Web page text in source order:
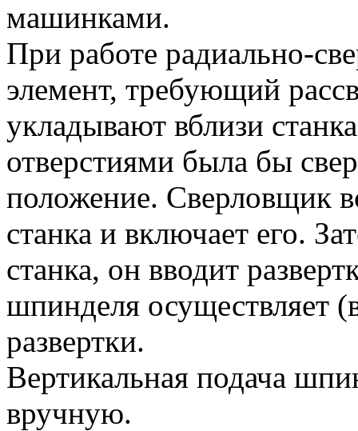
машинками.
При работе радиально-
элемент, требующий
укладывают вблизи
отверстиями была бы
положение. Сверловщик
станка и включает его.
станка, он вводит
шпинделя осуществляет
развертки.
Вертикальная подача
вручную.